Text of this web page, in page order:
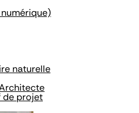
naturelle
de projet